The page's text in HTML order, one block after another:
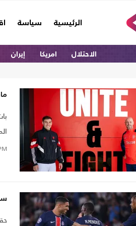
الرئيسية
(current) سياسة
الاحتلال امريكا إيران